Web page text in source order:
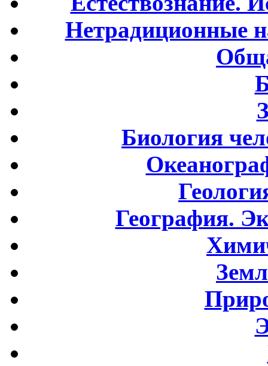
Нетрадиционные
Биология
География.